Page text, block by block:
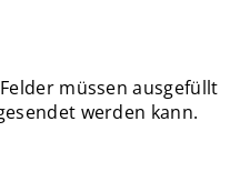
müssen ausgefüllt
werden kann.